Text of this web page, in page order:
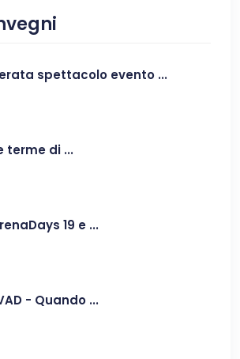
spettacolo evento ...
terme di ...
19 e ...
- Quando ...